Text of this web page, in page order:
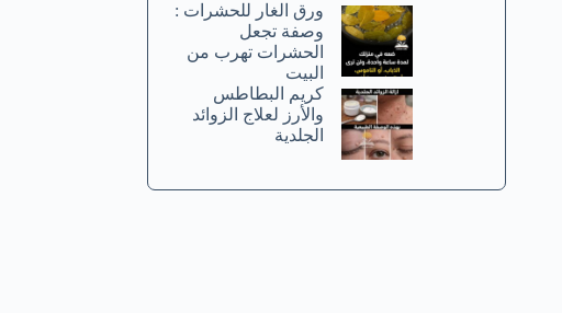
ورق الغار للحشرات :
وصفة تجعل
الحشرات تهرب من
البيت
كريم البطاطس
والأرز لعلاج الزوائد
الجلدية